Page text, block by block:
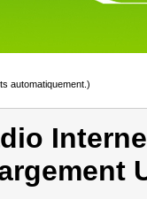
automatiquement.)